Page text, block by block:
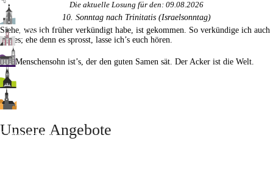
Ehrenfriedersdorf
Gelenau
Gottesdienste
Die aktuelle Losung für den: 09.08.2026
10. Sonntag nach Trinitatis (Israelsonntag)
Siehe, was ich früher verkündigt habe, ist gekommen. So verkündige ich auch
Neues; ehe denn es sprosst, lasse ich’s euch hören.
Der Menschensohn ist’s, der den guten Samen sät. Der Acker ist die Welt.
Unsere Angebote